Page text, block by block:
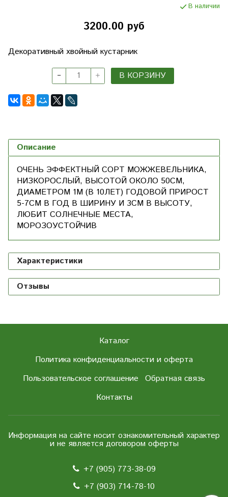
В наличии
3200.00 руб
Декоративный хвойный кустарник
В КОРЗИНУ
Описание
ОЧЕНЬ ЭФФЕКТНЫЙ СОРТ МОЖЖЕВЕЛЬНИКА,
НИЗКОРОСЛЫЙ, ВЫСОТОЙ ОКОЛО 50СМ,
ДИАМЕТРОМ 1М (В 10ЛЕТ) ГОДОВОЙ ПРИРОСТ
5-7СМ В ГОД В ШИРИНУ И 3СМ В ВЫСОТУ,
ЛЮБИТ СОЛНЕЧНЫЕ МЕСТА,
МОРОЗОУСТОЙЧИВ
Характеристики
Отзывы
Каталог
Политика конфиденциальности и оферта
Пользовательское соглашение
Обратная связь
Контакты
+7 (905) 773-38-09
+7 (903) 714-78-10
Информация на сайте носит ознакомительный характер
и не является договором оферты